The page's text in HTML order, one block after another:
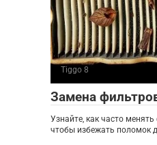
Tiggo 8
Замена
Узнайте, как часто
чтобы избежать поломок